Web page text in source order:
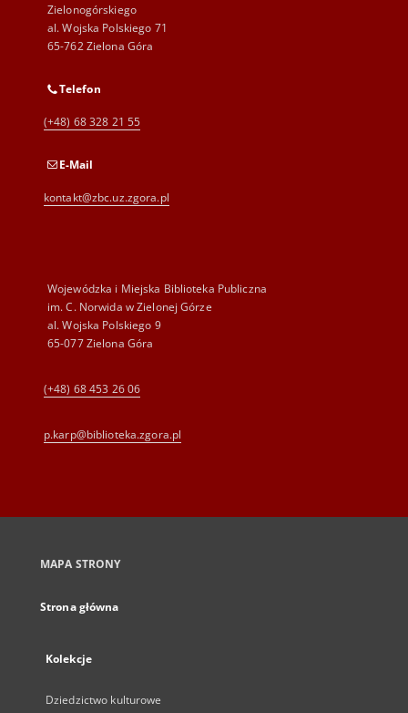
Zielonogórskiego
al. Wojska Polskiego 71
65-762 Zielona Góra
Telefon
(+48) 68 328 21 55
E-Mail
kontakt@zbc.uz.zgora.pl
Wojewódzka i Miejska Biblioteka Publiczna
im. C. Norwida w Zielonej Górze
al. Wojska Polskiego 9
65-077 Zielona Góra
(+48) 68 453 26 06
p.karp@biblioteka.zgora.pl
MAPA STRONY
Strona główna
Kolekcje
Dziedzictwo kulturowe